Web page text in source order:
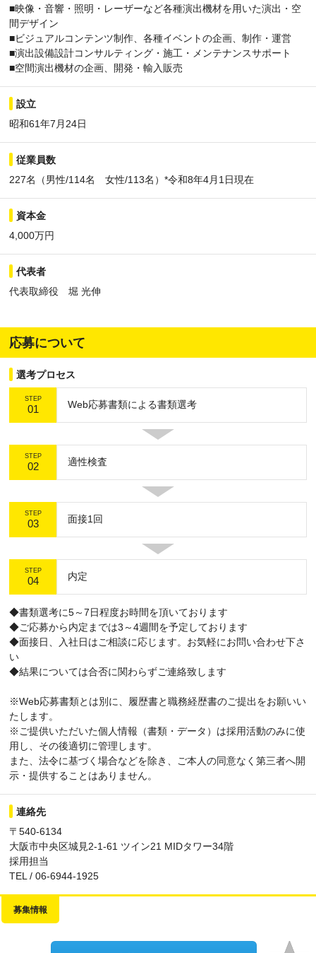
■映像・音響・照明・レーザーなど各種演出機材を用いた演出・空
間デザイン
■ビジュアルコンテンツ制作、各種イベントの企画、制作・運営
■演出設備設計コンサルティング・施工・メンテナンスサポート
■空間演出機材の企画、開発・輸入販売
設立
昭和61年7月24日
従業員数
227名（男性/114名 女性/113名）*令和8年4月1日現在
資本金
4,000万円
代表者
代表取締役 堀 光伸
応募について
選考プロセス
STEP
01 Web応募書類による書類選考
STEP
02 適性検査
STEP
03 面接1回
STEP
04 内定
◆書類選考に5～7日程度お時間を頂いております
◆ご応募から内定までは3～4週間を予定しております
◆面接日、入社日はご相談に応じます。お気軽にお問い合わせ下さ
い
◆結果については合否に関わらずご連絡致します
※Web応募書類とは別に、履歴書と職務経歴書のご提出をお願いい
たします。
※ご提供いただいた個人情報（書類・データ）は採用活動のみに使
用し、その後適切に管理します。
また、法令に基づく場合などを除き、ご本人の同意なく第三者へ開
示・提供することはありません。
連絡先
〒540-6134
大阪市中央区城見2-1-61 ツイン21 MIDタワー34階
採用担当
TEL / 06-6944-1925
募集情報